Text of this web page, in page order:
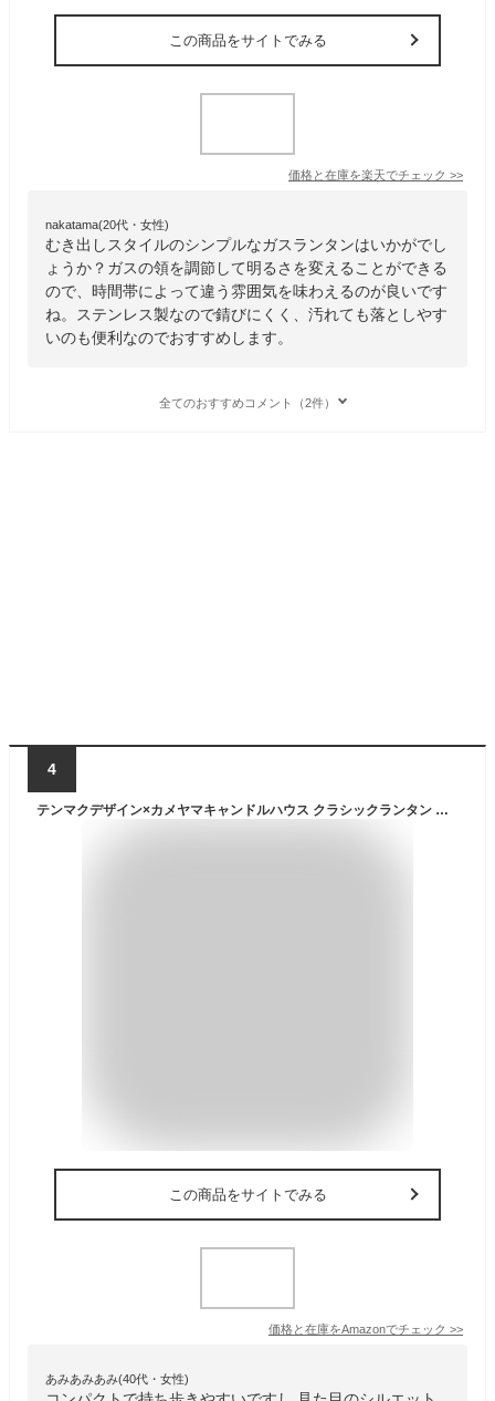
この商品をサイトでみる
価格と在庫を楽天でチェック >>
nakatama(20代・女性)
むき出しスタイルのシンプルなガスランタンはいかがでし
ょうか？ガスの領を調節して明るさを変えることができる
ので、時間帯によって違う雰囲気を味わえるのが良いです
ね。ステンレス製なので錆びにくく、汚れても落としやす
いのも便利なのでおすすめします。
全てのおすすめコメント（2件）
4
テンマクデザイン×カメヤマキャンドルハウス クラシックランタン ミニ【シルバー】
この商品をサイトでみる
価格と在庫をAmazonでチェック >>
あみあみあみ(40代・女性)